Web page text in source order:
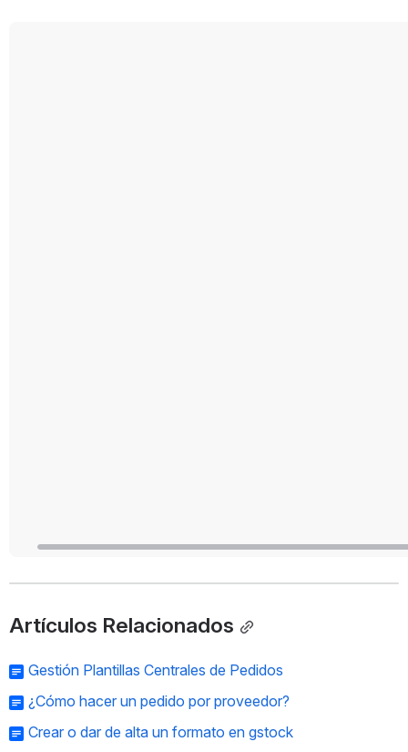
Artículos Relacionados
Gestión Plantillas Centrales de Pedidos
¿Cómo hacer un pedido por proveedor?
Crear o dar de alta un formato en gstock